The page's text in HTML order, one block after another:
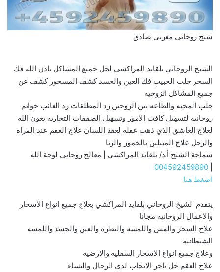
شيخ روحاني مغربي صادق
الشيخ الروحاني بلقايد المراكشي لحل جميع المشاكل باذن الله فك
السحر جلب الحبيب فك العين والحسد كشف المسحور كشف عن
جميع المشاكل الزوجيه
جلب المحبه والطاعه بين الزوجين رد المطلقات رد الغائب خواتم
روحانيه لتسهيل كافت الامور وتسهيل الصفقات التجاريه بعون الله
لعلاج العاشق الذي ذهب عقله لعقد اللسان علاج العقم عند المراة
والرجل علاج المبتلين بالخمور والزنا
سماحة الشيخ أ.د/ بلقايد المراكشي | معالج روحاني لوجة الله
004592459890
اضغط هنا
يتقدم الشيخ الروحاني بلقايد المراكشي بعلاج جميع انواع الاسحار
والاعمال الروحانيه مجانا
علاج السحر والمس واللمسه والنظره والعين والحسد واللمسه
الشيطانيه
وعلاج جميع انواع الاسحار السفليه والارضيه
علاج العقم حل تاخر الانجاب لدي الرجال والنساء